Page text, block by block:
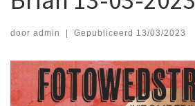
door admin | Gepubliceerd 13/03/2023